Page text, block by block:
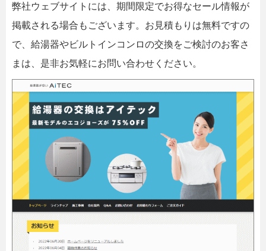
弊社ウェブサイトには、期間限定でお得なセール情報が
掲載される場合もございます。お見積もりは無料ですの
で、給湯器やビルトインコンロの交換をご検討のお客さ
まは、是非お気軽にお問い合わせください。